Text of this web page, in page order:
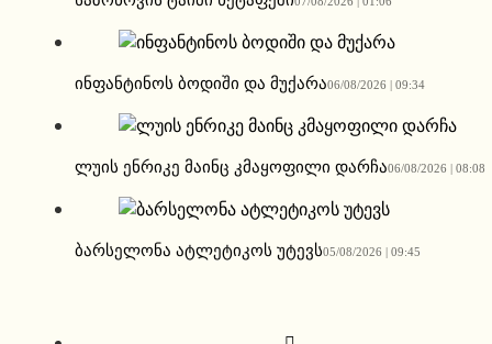
ინფანტინოს ბოდიში და მუქარა06/08/2026 | 09:34
ლუის ენრიკე მაინც კმაყოფილი დარჩა06/08/2026 | 08:08
ბარსელონა ატლეტიკოს უტევს05/08/2026 | 09:45